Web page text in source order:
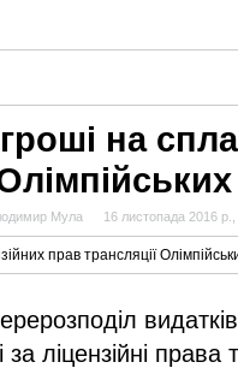
на
Мула 16 листопада 2016
ліцензійні права